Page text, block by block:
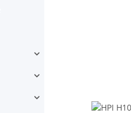
Alle anzeigen
Alle anzeigen
Alle anzeigen